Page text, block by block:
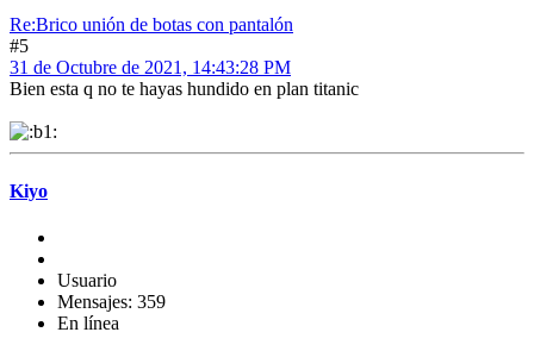
Re:Brico unión de botas con pantalón
#5
31 de Octubre de 2021, 14:43:28 PM
Bien esta q no te hayas hundido en plan titanic
Kiyo
Usuario
Mensajes: 359
En línea